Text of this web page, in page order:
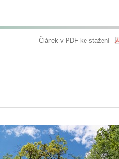
Článek v PDF ke stažení